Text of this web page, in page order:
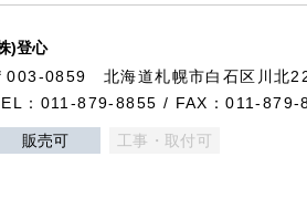
)登心
003-0859 北海道札幌市白石区川北
：011-879-8855 / FAX：011-
販売可 工事・取付可